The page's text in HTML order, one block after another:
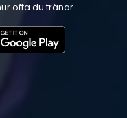
ofta du tränar.